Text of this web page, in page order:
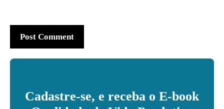
Cadastre-se, e receba o E-book